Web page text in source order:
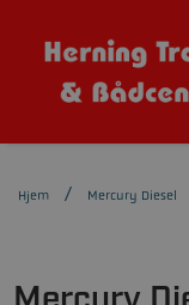
Hjem Mercury Diesel